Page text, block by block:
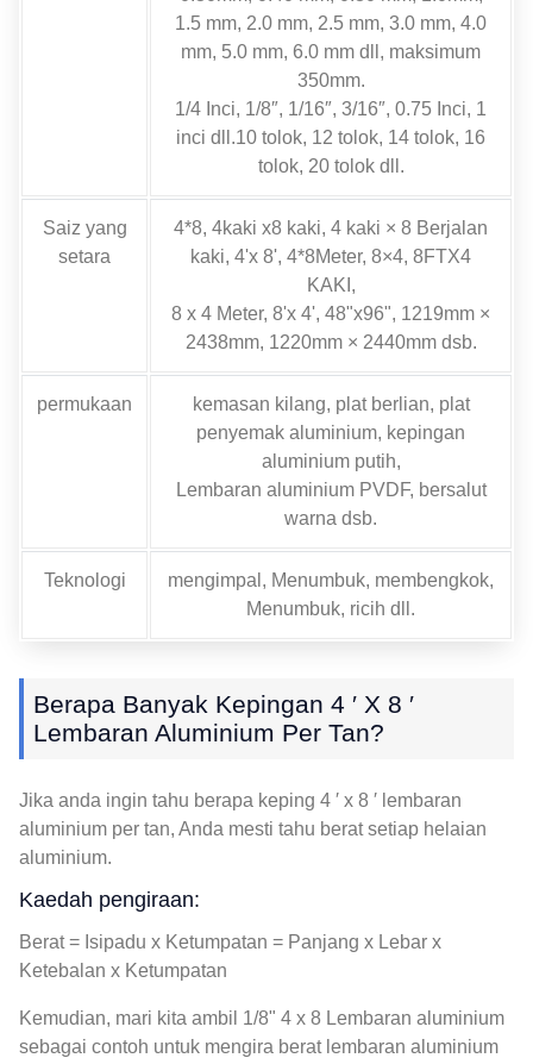
1.5 mm, 2.0 mm, 2.5 mm, 3.0 mm, 4.0
mm, 5.0 mm, 6.0 mm dll, maksimum
350mm.
1/4 Inci, 1/8″, 1/16″, 3/16″, 0.75 Inci, 1
inci dll.10 tolok, 12 tolok, 14 tolok, 16
tolok, 20 tolok dll.
Saiz yang
setara
4*8, 4kaki x8 kaki, 4 kaki × 8 Berjalan
kaki, 4'x 8', 4*8Meter, 8×4, 8FTX4
KAKI,
8 x 4 Meter, 8'x 4', 48"x96", 1219mm ×
2438mm, 1220mm × 2440mm dsb.
permukaan
kemasan kilang, plat berlian, plat
penyemak aluminium, kepingan
aluminium putih,
Lembaran aluminium PVDF, bersalut
warna dsb.
Teknologi
mengimpal, Menumbuk, membengkok,
Menumbuk, ricih dll.
Berapa Banyak Kepingan 4 ′ X 8 ′
Lembaran Aluminium Per Tan?
Jika anda ingin tahu berapa keping 4 ′ x 8 ′ lembaran
aluminium per tan, Anda mesti tahu berat setiap helaian
aluminium.
Kaedah pengiraan:
Berat = Isipadu x Ketumpatan = Panjang x Lebar x
Ketebalan x Ketumpatan
Kemudian, mari kita ambil 1/8" 4 x 8 Lembaran aluminium
sebagai contoh untuk mengira berat lembaran aluminium